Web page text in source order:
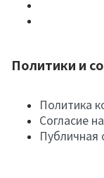
Политики и
Политика
Согласие
Публичная